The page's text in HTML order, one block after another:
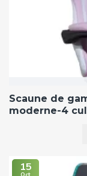
Scaune de
moderne-4
15